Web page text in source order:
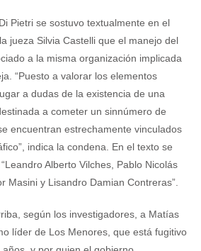
Pietri se sostuvo textualmente en el
jueza Silvia Castelli que el manejo del
a la misma organización implicada
“Puesto a valorar los elementos
a dudas de la existencia de una
a cometer un sinnúmero de
encuentran estrechamente vinculados
indica la condena. En el texto se
Alberto Vilches, Pablo Nicolás
Masini y Lisandro Damian Contreras”.
según los investigadores, a Matías
líder de Los Menores, que está fugitivo